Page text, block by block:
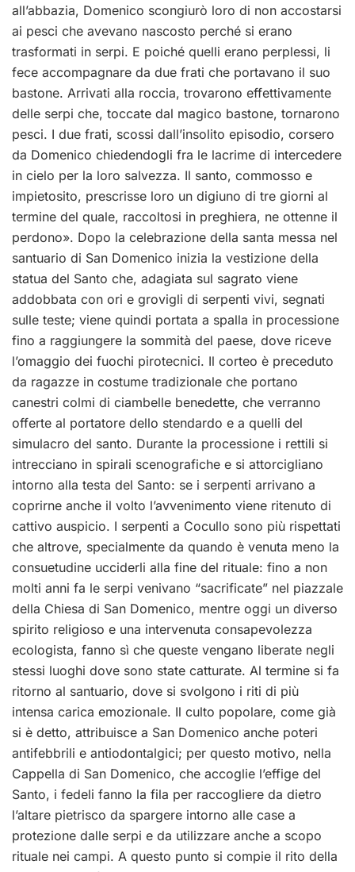
all’abbazia, Domenico scongiurò loro di non accostarsi
ai pesci che avevano nascosto perché si erano
trasformati in serpi. E poiché quelli erano perplessi, li
fece accompagnare da due frati che portavano il suo
bastone. Arrivati alla roccia, trovarono effettivamente
delle serpi che, toccate dal magico bastone, tornarono
pesci. I due frati, scossi dall’insolito episodio, corsero
da Domenico chiedendogli fra le lacrime di intercedere
in cielo per la loro salvezza. Il santo, commosso e
impietosito, prescrisse loro un digiuno di tre giorni al
termine del quale, raccoltosi in preghiera, ne ottenne il
perdono». Dopo la celebrazione della santa messa nel
santuario di San Domenico inizia la vestizione della
statua del Santo che, adagiata sul sagrato viene
addobbata con ori e grovigli di serpenti vivi, segnati
sulle teste; viene quindi portata a spalla in processione
fino a raggiungere la sommità del paese, dove riceve
l’omaggio dei fuochi pirotecnici. Il corteo è preceduto
da ragazze in costume tradizionale che portano
canestri colmi di ciambelle benedette, che verranno
offerte al portatore dello stendardo e a quelli del
simulacro del santo. Durante la processione i rettili si
intrecciano in spirali scenografiche e si attorcigliano
intorno alla testa del Santo: se i serpenti arrivano a
coprirne anche il volto l’avvenimento viene ritenuto di
cattivo auspicio. I serpenti a Cocullo sono più rispettati
che altrove, specialmente da quando è venuta meno la
consuetudine ucciderli alla fine del rituale: fino a non
molti anni fa le serpi venivano “sacrificate” nel piazzale
della Chiesa di San Domenico, mentre oggi un diverso
spirito religioso e una intervenuta consapevolezza
ecologista, fanno sì che queste vengano liberate negli
stessi luoghi dove sono state catturate. Al termine si fa
ritorno al santuario, dove si svolgono i riti di più
intensa carica emozionale. Il culto popolare, come già
si è detto, attribuisce a San Domenico anche poteri
antifebbrili e antiodontalgici; per questo motivo, nella
Cappella di San Domenico, che accoglie l’effige del
Santo, i fedeli fanno la fila per raccogliere da dietro
l’altare pietrisco da spargere intorno alle case a
protezione dalle serpi e da utilizzare anche a scopo
rituale nei campi. A questo punto si compie il rito della